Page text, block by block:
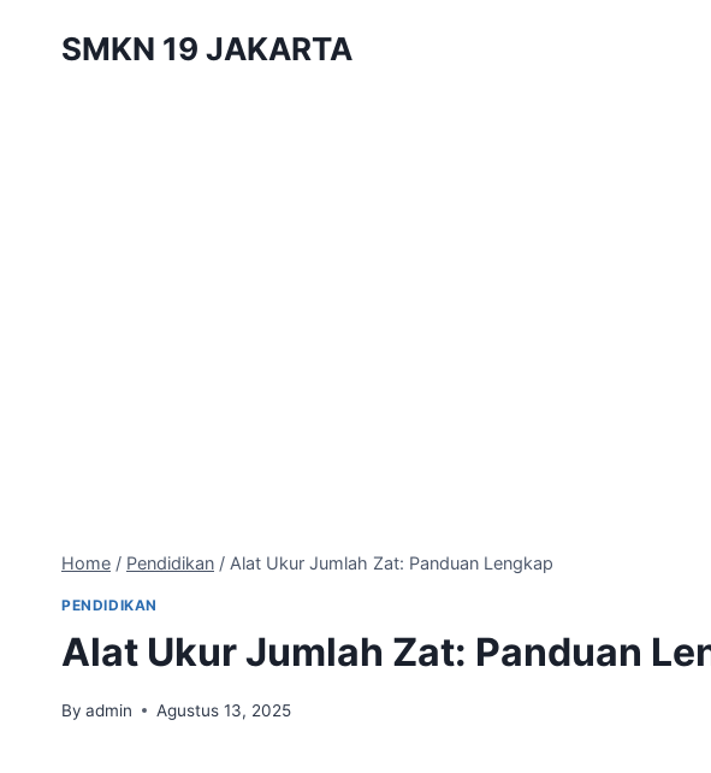
SMKN 19 JAKARTA
Home / Pendidikan / Alat Ukur Jumlah Zat: Panduan Lengkap
PENDIDIKAN
Alat Ukur Jumlah Zat: Panduan
By admin Agustus 13, 2025